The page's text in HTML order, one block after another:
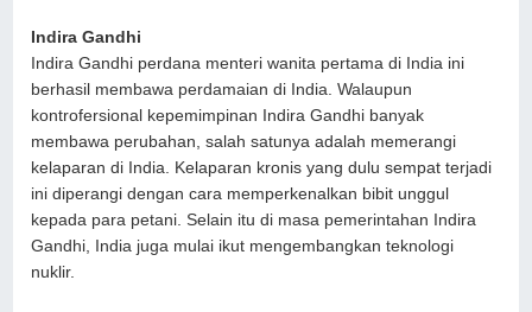
Indira Gandhi
Indira Gandhi perdana menteri wanita pertama di India ini
berhasil membawa perdamaian di India. Walaupun
kontrofersional kepemimpinan Indira Gandhi banyak
membawa perubahan, salah satunya adalah memerangi
kelaparan di India. Kelaparan kronis yang dulu sempat terjadi
ini diperangi dengan cara memperkenalkan bibit unggul
kepada para petani. Selain itu di masa pemerintahan Indira
Gandhi, India juga mulai ikut mengembangkan teknologi
nuklir.